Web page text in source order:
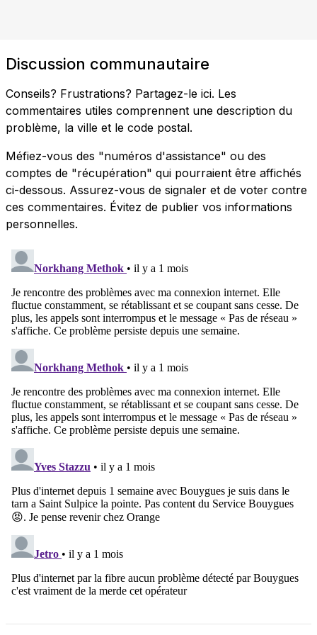
Discussion communautaire
Conseils? Frustrations? Partagez-le ici. Les
commentaires utiles comprennent une description du
problème, la ville et le code postal.
Méfiez-vous des "numéros d'assistance" ou des
comptes de "récupération" qui pourraient être affichés
ci-dessous. Assurez-vous de signaler et de voter contre
ces commentaires. Évitez de publier vos informations
personnelles.